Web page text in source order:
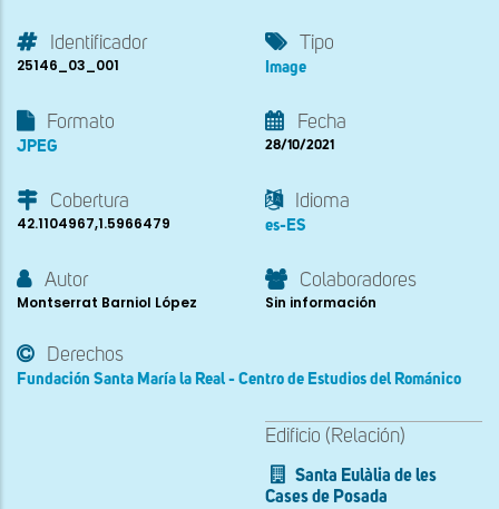
Identificador
25146_03_001
Tipo
Image
Formato
JPEG
Fecha
28/10/2021
Cobertura
42.1104967,1.5966479
Idioma
es-ES
Autor
Montserrat Barniol López
Colaboradores
Sin información
Derechos
Fundación Santa María la Real - Centro de Estudios del Románico
Edificio (Relación)
Santa Eulàlia de les
Cases de Posada